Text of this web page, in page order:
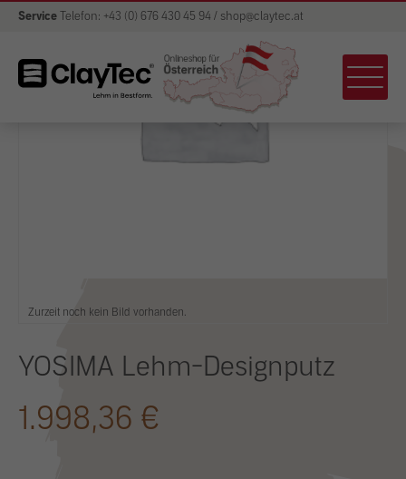
Service Telefon: +43 (0) 676 430 45 94 / shop@claytec.at
Zurzeit noch kein Bild vorhanden.
YOSIMA Lehm-Designputz
1.998,36 €